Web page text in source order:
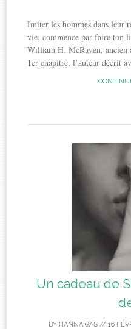
Imiter les hommes dans leur
vie, commence par faire ton
William H. McRaven,
1er chapitre, l’auteur décrit
Un cadeau de
BY HANNA GAS // 16